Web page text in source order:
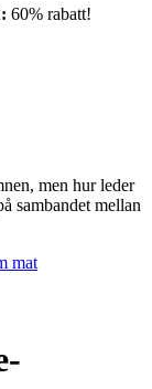
60% rabatt!
men hur leder
sambandet mellan
mat